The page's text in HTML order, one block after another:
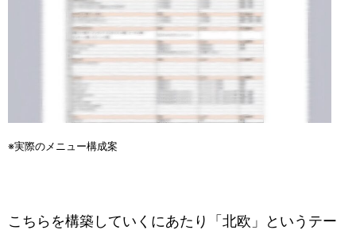
※実際のメニュー構成案
こちらを構築していくにあたり「北欧」というテー